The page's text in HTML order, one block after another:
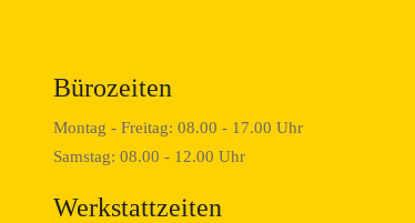
Bürozeiten
Montag - Freitag: 08.00 - 17.00 Uhr
Samstag: 08.00 - 12.00 Uhr
Werkstattzeiten